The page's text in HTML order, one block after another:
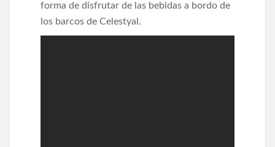
forma de disfrutar de las bebidas a bordo de
los barcos de Celestyal.